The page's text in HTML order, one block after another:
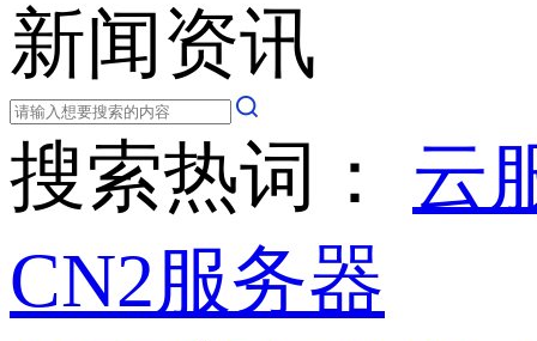
新闻资讯
搜索热词： 云
CN2服务器